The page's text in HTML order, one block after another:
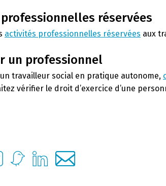
réservées
activités professionnelles réservées aux
un professionnel
travailleur social en pratique autonome,
vérifier le droit d’exercice d’une